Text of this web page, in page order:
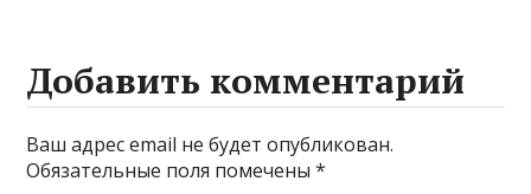
Добавить комментарий
Ваш адрес email не будет опубликован.
Обязательные поля помечены*